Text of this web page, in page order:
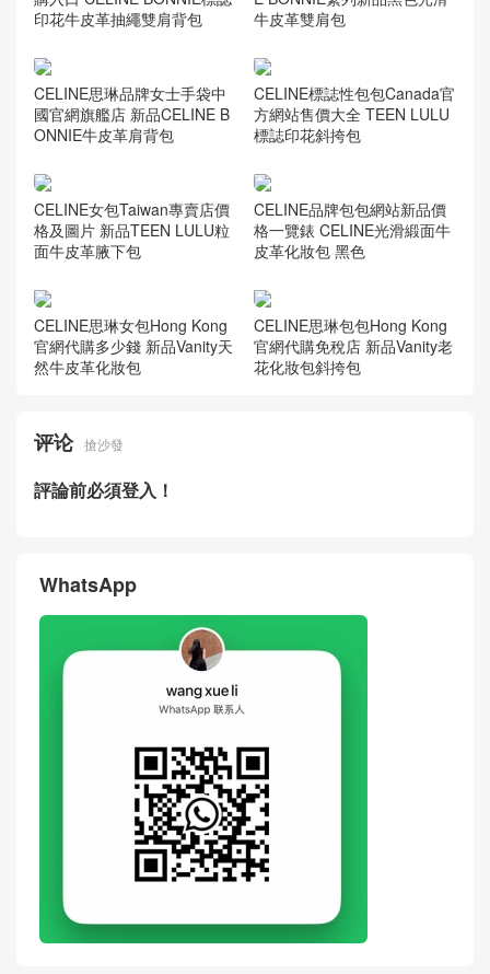
印花牛皮革抽繩雙肩背包
E BONNIE繫列新品黑色光滑
牛皮革雙肩包
國官網旗艦店 新品CELINE B
ONNIE牛皮革肩背包
方網站售價大全 TEEN LULU
標誌印花斜挎包
面牛皮革腋下包
CELINE思琳女包Hong Kong
评论
評論前必須登入！